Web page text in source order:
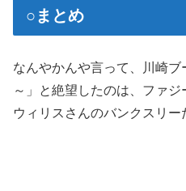
○まとめ
なんやかんや言って、川崎
～」と絶望したのは、ファ
ウィリスさんのバンクスリー